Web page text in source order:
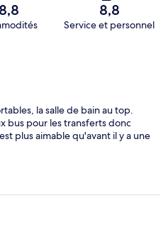
8,8 8,8
Service et personnel
la salle de bain au top.
bus pour les transferts donc
plus aimable qu'avant il y a une